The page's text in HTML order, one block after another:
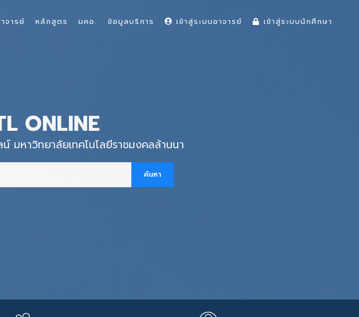
ONLINE
มหาวิทยาลัยเทคโนโลยีราชมงคลล้านนา
จารย์ หลักสูตร มคอ. ข้อมูลบริการ เข้าสู่ระบบอาจารย์ เข้าสู่ระบบนักศึกษา